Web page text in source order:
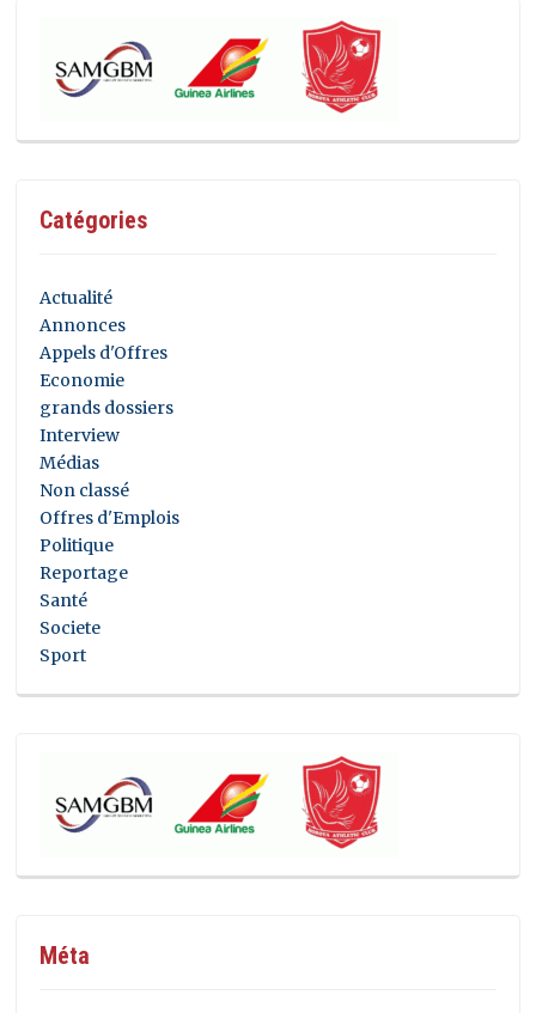
Catégories
Actualité
Annonces
Appels d'Offres
Economie
grands dossiers
Interview
Médias
Non classé
Offres d'Emplois
Politique
Reportage
Santé
Societe
Sport
Méta